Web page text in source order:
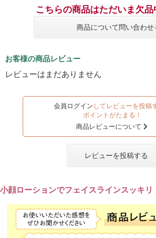
こちらの商品はただいま欠品
商品について問い合わせ
お客様の商品レビュー
レビューはまだありません
会員ログイン してレビューを投稿
ポイントがたまる！
商品レビューについて
レビューを投稿する
小顔ローションでフェイスラインスッキリ